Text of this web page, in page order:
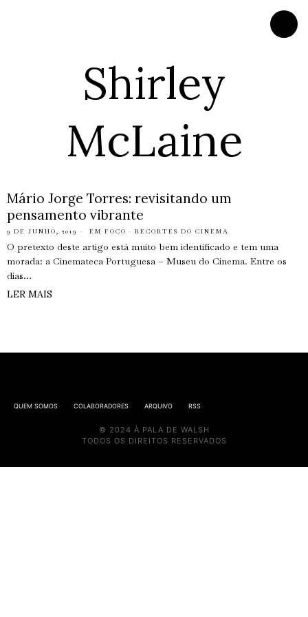
Shirley
McLaine
Mário Jorge Torres: revisitando um
pensamento vibrante
9 DE JUNHO, 2019 EM FOCO · RECORTES DO CINEMA
O pretexto deste artigo está muito bem identificado e tem uma
morada: a Cinemateca Portuguesa – Museu do Cinema. Entre os
dias…
LER MAIS
QUEM SOMOS COLABORADORES ARQUIVO RSS
© 2024 À PALA DE WALSH
TODOS OS DIREITOS RESERVADOS